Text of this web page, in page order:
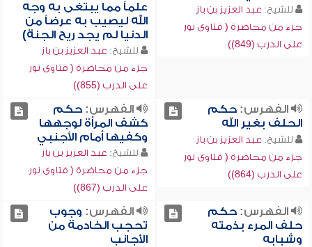
للشيخ: عبد العزيز بن باز
جزء من محاضرة ( فتاوى نور
على الدرب (849))
علماً مما يبتغى به وجه
الله ليصيب به عرضاً من
الدنيا لم يجد ريح الجنة)
للشيخ: عبد العزيز بن باز
جزء من محاضرة ( فتاوى نور
على الدرب (855))
الفهرس:حكم
الحلف بغير الله
للشيخ: عبد العزيز بن باز
جزء من محاضرة ( فتاوى نور
على الدرب (864))
الفهرس:حكم
كشف المرأة لوجهها
وكفيها أمام الأجنبي
للشيخ: عبد العزيز بن باز
جزء من محاضرة ( فتاوى نور
على الدرب (867))
الفهرس:حكم
حلف المرء بذمته
وشبابه
الفهرس: وجوب
تحجب الخادمة من
الأجانب